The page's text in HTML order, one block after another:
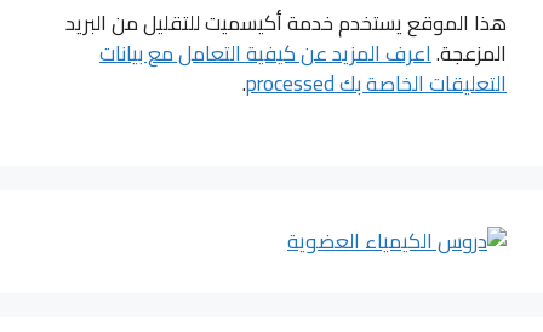
هذا الموقع يستخدم خدمة أكيسميت للتقليل من البريد
المزعجة.اعرف المزيد عن كيفية التعامل مع بيانات
التعليقات الخاصة بك processed .